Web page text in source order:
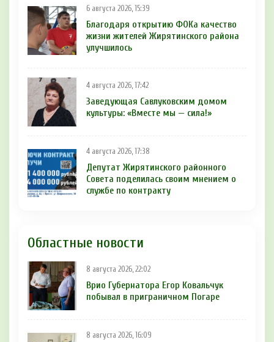
6 августа 2026, 15:39
Благодаря открытию ФОКа качество
жизни жителей Жирятинского района
улучшилось
4 августа 2026, 17:42
Заведующая Савлуковским домом
культуры: «Вместе мы — сила!»
4 августа 2026, 17:38
Депутат Жирятинского районного
Совета поделилась своим мнением о
службе по контракту
Областные новости
8 августа 2026, 22:02
Врио Губернатора Егор Ковальчук
побывал в приграничном Погаре
8 августа 2026, 16:09